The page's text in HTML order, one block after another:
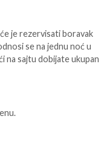
je rezervisati boravak
se na jednu noć u
na sajtu dobijate ukupan